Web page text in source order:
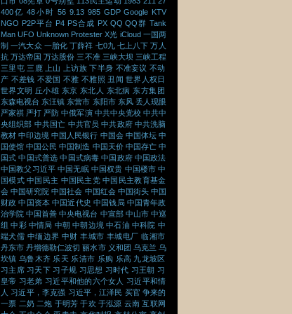
400亿 48小时 56 9.13 985 GDP Google KTV
NGO P2P平台 P4 PS合成 PX QQ QQ群 Tank
Man UFO Unknown Protester X光 iCloud 一国两
制 一汽大众 一胎化 丁薛祥 七0九 七上八下 万人
抗 万达帝国 万达股份 三不准 三峡大坝 三峡工程
三里屯 三鹿 上山 上访族 下半身 不准妄议 不动
产 不差钱 不爱国 不雅 不雅照 丑闻 世界人权日
世界文明 丘小雄 东京 东北人 东北病 东方集团
东森电视台 东汪镇 东营市 东阳市 东风 丢人现眼
严家祺 严打 严防 中俄军演 中共中央党校 中共中
央组织部 中共国亡 中共官员 中共政府 中共洗脑
教材 中印边境 中国人民银行 中国会 中国体坛 中
国使馆 中国公民 中国制造 中国天价 中国存亡 中
国式 中国式普选 中国式病毒 中国政府 中国政法
中国教父习近平 中国无眠 中国权贵 中国楼市 中
国模式 中国民主 中国民主党 中国民主教育基金
会 中国研究院 中国社会 中国红会 中国街头 中国
财政 中国资本 中国近代史 中国钱局 中国青年政
治学院 中国首善 中央电视台 中宣部 中山市 中巡
组 中彩 中情局 中朝 中朝边境 中石油 中科院 中
端犬儒 中缅边界 中财 丰城市 丰城电厂 临湘市
丹东市 丹增德勒仁波切 丽水市 义和团 乌克兰 乌
坎镇 乌鲁木齐 乐天 乐清市 乐购 乐高 九龙坡区
习主席 习天下 习子规 习思想 习时代 习王朝 习
皇帝 习老弟 习近平和他的六个女人 习近平和情
人 习近平，李克强 习近平，江泽民 买官 争来的
一票 二奶 二炮 于明芳 于欢 于泓源 云南 互联网